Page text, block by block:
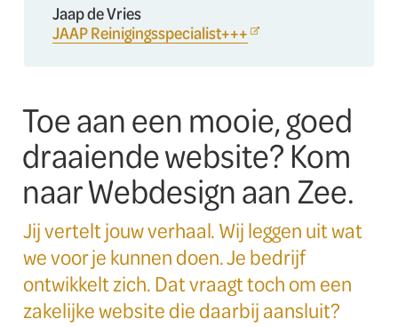
Jaap de Vries
JAAP Reinigingsspecialist+++
Toe aan een mooie, goed
draaiende website? Kom
naar Webdesign aan Zee.
Jij vertelt jouw verhaal. Wij leggen uit wat
we voor je kunnen doen. Je bedrijf
ontwikkelt zich. Dat vraagt toch om een
zakelijke website die daarbij aansluit?